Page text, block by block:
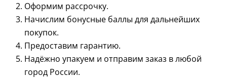
Оформим рассрочку.
Начислим бонусные баллы для дальнейших
покупок.
Предоставим гарантию.
Надёжно упакуем и отправим заказ в любой
город России.